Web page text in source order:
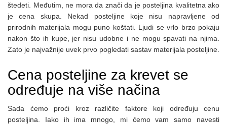
štedeti. Međutim, ne mora da znači da je posteljina kvalitetna ako
je cena skupa. Nekad posteljine koje nisu napravljene od
prirodnih materijala mogu puno koštati. Ljudi se vrlo brzo pokaju
nakon što ih kupe, jer nisu udobne i ne mogu spavati na njima.
Zato je najvažnije uvek prvo pogledati sastav materijala posteljine.
Cena posteljine za krevet se
određuje na više načina
Sada ćemo proći kroz različite faktore koji određuju cenu
posteljina. Iako ih ima mnogo, mi ćemo vam samo navesti